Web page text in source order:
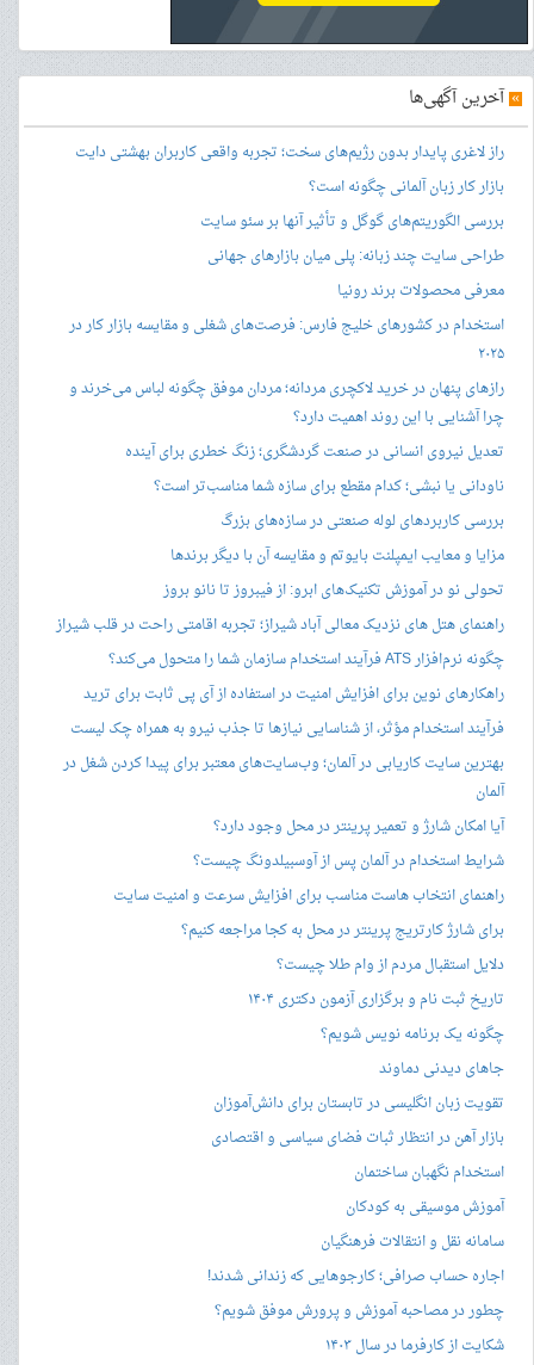
»آخرین آگهی‌ها
راز لاغری پایدار بدون رژیم‌های سخت؛ تجربه واقعی کاربران بهشتی دایت
بازار کار زبان آلمانی چگونه است؟
بررسی الگوریتم‌های گوگل و تأثیر آنها بر سئو سایت
طراحی سایت چند زبانه: پلی میان بازارهای جهانی
معرفی محصولات برند رونیا
استخدام در کشورهای خلیج فارس: فرصت‌های شغلی و مقایسه بازار کار در
۲۰۲۵
رازهای پنهان در خرید لاکچری مردانه؛ مردان موفق چگونه لباس می‌خرند و
چرا آشنایی با این روند اهمیت دارد؟
تعدیل نیروی انسانی در صنعت گردشگری؛ زنگ خطری برای آینده
ناودانی یا نبشی؛ کدام مقطع برای سازه شما مناسب‌تر است؟
بررسی کاربردهای لوله صنعتی در سازه‌های بزرگ
مزایا و معایب ایمپلنت بایوتم و مقایسه آن با دیگر برندها
تحولی نو در آموزش تکنیک‌های ابرو: از فیبروز تا نانو بروز
راهنمای هتل های نزدیک معالی آباد شیراز؛ تجربه اقامتی راحت در قلب شیراز
چگونه نرم‌افزار ATS فرآیند استخدام سازمان شما را متحول می‌کند؟
راهکارهای نوین برای افزایش امنیت در استفاده از آی پی ثابت برای ترید
فرآیند استخدام مؤثر، از شناسایی نیازها تا جذب نیرو به همراه چک لیست
بهترین سایت کاریابی در آلمان؛ وب‌سایت‌های معتبر برای پیدا کردن شغل در
آلمان
آیا امکان شارژ و تعمیر پرینتر در محل وجود دارد؟
شرایط استخدام در آلمان پس از آوسبیلدونگ چیست؟
راهنمای انتخاب هاست مناسب برای افزایش سرعت و امنیت سایت
برای شارژ کارتریج پرینتر در محل به کجا مراجعه کنیم؟
دلایل استقبال مردم از وام طلا چیست؟
تاریخ ثبت نام و برگزاری آزمون دکتری ۱۴۰۴
چگونه یک برنامه نویس شویم؟
جاهای دیدنی دماوند
تقویت زبان انگلیسی در تابستان برای دانش‌آموزان
بازار آهن در انتظار ثبات فضای سیاسی و اقتصادی
استخدام نگهبان ساختمان
آموزش موسیقی به کودکان
سامانه نقل و انتقالات فرهنگیان
اجاره حساب صرافی؛ کارجوهایی که زندانی شدند!
چطور در مصاحبه‌ آموزش و پرورش موفق شویم؟
شکایت از کارفرما در سال ۱۴۰۳